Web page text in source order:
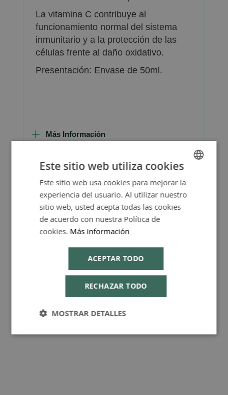
La vitamina C contribuye al
funcionamiento normal del sistema
inmunitario y a la protección de las
células frente al daño oxidativo.
Presentación: Envase de 50ml.
Más Información
FAQ - Preguntas y Respuestas
Consejos de Compra Producto
SPANISH
ENGLISH
Este sitio web utiliza cookies
Este sitio web usa cookies para mejorar la
experiencia del usuario. Al utilizar nuestro
sitio web, usted acepta todas las cookies
de acuerdo con nuestra Política de
cookies. Más información
ACEPTAR TODO
RECHAZAR TODO
MOSTRAR DETALLES